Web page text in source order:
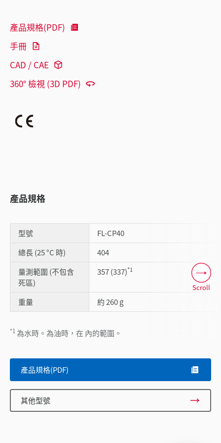
產品規格(PDF)
手冊
CAD / CAE
360° 檢視 (3D PDF)
產品規格
型號
FL-CP40
總長 (25 °C 時)
404
量測範圍 (不包含
死區)
357 (337)*1
重量 約 260 g
*1 為水時。為油時，在 內的範圍。
Scroll
產品規格(PDF)
其他型號